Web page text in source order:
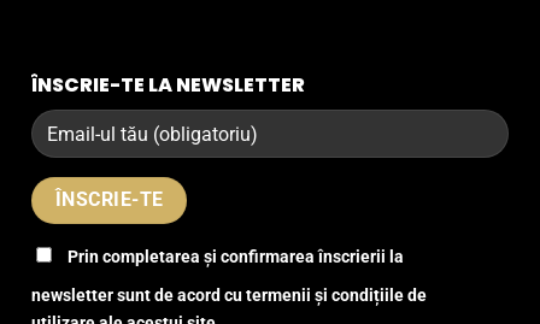
ÎNSCRIE-TE LA NEWSLETTER
Prin completarea și confirmarea înscrierii la
newsletter sunt de acord cu termenii și condițiile de